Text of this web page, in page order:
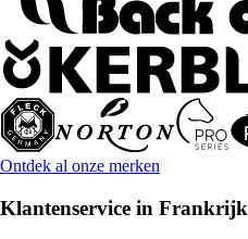
Ontdek al onze merken
Klantenservice in Frankrijk